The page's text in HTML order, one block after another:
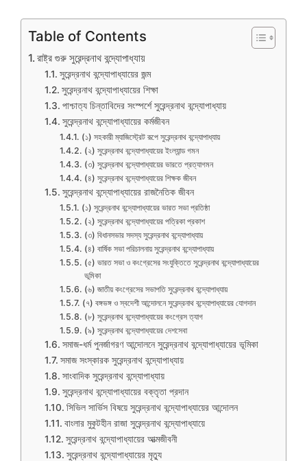
Table of Contents
রাষ্ট্র গুরু সুরেন্দ্রনাথ বন্দ্যোপাধ্যায়
সুরেন্দ্রনাথ বন্দ্যোপাধ্যায়ের জন্ম
সুরেন্দ্রনাথ বন্দ্যোপাধ্যায়ের শিক্ষা
পাশ্চাত্য চিন্তাবিদের সংস্পর্শে সুরেন্দ্রনাথ বন্দ্যোপাধ্যায়
সুরেন্দ্রনাথ বন্দ্যোপাধ্যায়ের কর্মজীবন
(১) সহকারী ম্যাজিস্ট্রেট রূপে সুরেন্দ্রনাথ বন্দ্যোপাধ্যায়
(২) সুরেন্দ্রনাথ বন্দ্যোপাধ্যায়ের ইংল্যান্ড গমন
(৩) সুরেন্দ্রনাথ বন্দ্যোপাধ্যায়ের ভারতে প্রত্যাগমন
(৪) সুরেন্দ্রনাথ বন্দ্যোপাধ্যায়ের শিক্ষক জীবন
সুরেন্দ্রনাথ বন্দ্যোপাধ্যায়ের রাজনৈতিক জীবন
(১) সুরেন্দ্রনাথ বন্দ্যোপাধ্যায়ের ভারত সভা প্রতিষ্ঠা
(২) সুরেন্দ্রনাথ বন্দ্যোপাধ্যায়ের পত্রিকা প্রকাশ
(৩) বিধানসভার সদস্য সুরেন্দ্রনাথ বন্দ্যোপাধ্যায়
(৪) বার্ষিক সভা পরিচালনায় সুরেন্দ্রনাথ বন্দ্যোপাধ্যায়
(৫) ভারত সভা ও কংগ্রেসের সংযুক্তিতে সুরেন্দ্রনাথ বন্দ্যোপাধ্যায়ের
ভূমিকা
(৬) জাতীয় কংগ্রেসের সভাপতি সুরেন্দ্রনাথ বন্দ্যোপাধ্যায়
(৭) বঙ্গভঙ্গ ও স্বদেশী আন্দোলনে সুরেন্দ্রনাথ বন্দ্যোপাধ্যায়ের যোগদান
(৮) সুরেন্দ্রনাথ বন্দ্যোপাধ্যায়ের কংগ্রেস ত্যাগ
(৯) সুরেন্দ্রনাথ বন্দ্যোপাধ্যায়ের দেশসেবা
সমাজ-ধর্ম পুনর্জাগরণ আন্দোলনে সুরেন্দ্রনাথ বন্দ্যোপাধ্যায়ের ভূমিকা
সমাজ সংস্কারক সুরেন্দ্রনাথ বন্দ্যোপাধ্যায়
সাংবাদিক সুরেন্দ্রনাথ বন্দ্যোপাধ্যায়
সুরেন্দ্রনাথ বন্দ্যোপাধ্যায়ের বক্তৃতা প্রদান
সিভিল সার্ভিস বিষয়ে সুরেন্দ্রনাথ বন্দ্যোপাধ্যায়ের আন্দোলন
বাংলার মুকুটহীন রাজা সুরেন্দ্রনাথ বন্দ্যোপাধ্যায়ে
সুরেন্দ্রনাথ বন্দ্যোপাধ্যায়ের আত্মজীবনী
সুরেন্দ্রনাথ বন্দ্যোপাধ্যায়ের মৃত্যু